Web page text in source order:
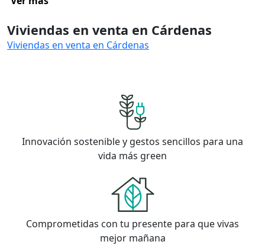
Viviendas en venta en Cárdenas
Viviendas en venta en Cárdenas
Innovación sostenible y gestos sencillos para una
vida más green
Comprometidas con tu presente para que vivas
mejor mañana